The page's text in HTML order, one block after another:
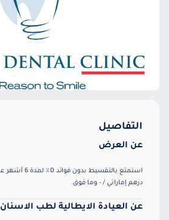
التفاصيل
عن العرض
درهم إماراتي / - وما فوق.
عن العيادة الايطالية لطب الاسنان